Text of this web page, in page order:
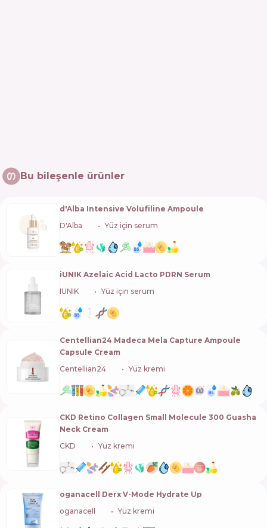
Bu bileşenle ürünler
d'Alba Intensive Volufiline Ampoule
D'Alba
Yüz için serum
iUNIK Azelaic Acid Lacto PDRN Serum
IUNIK
Yüz için serum
Centellian24 Madeca Mela Capture Ampoule
Capsule Cream
Centellian24
Yüz kremi
CKD Retino Collagen Small Molecule 300 Guasha
Neck Cream
CKD
Yüz kremi
oganacell Derx V-Mode Hydrate Up
oganacell
Yüz kremi